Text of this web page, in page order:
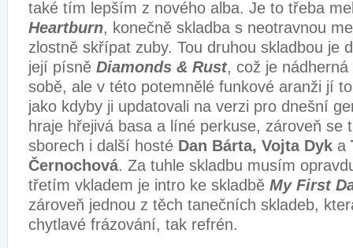
také tím lepším z nového alba. Je to třeba
Heartburn, konečně skladba s neotravnou
zlostně skřípat zuby. Tou druhou skladbou je
její písně Diamonds & Rust, což je
sobě, ale v této potemnělé funkové aranži jí
jako kdyby ji updatovali na verzi pro dnešní
hraje hřejivá basa a líné perkuse, zároveň se
sborech i další hosté Dan Bárta, Vojta Dyk a
Černochová. Za tuhle skladbu musím
třetím vkladem je intro ke skladbě My First
zároveň jednou z těch tanečních skladeb,
chytlavé frázování, tak refrén.